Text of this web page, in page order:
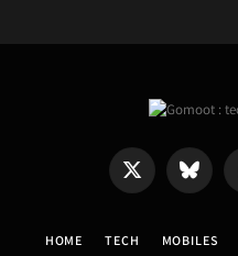
X
Bluesky
HOME TECH MOBILES